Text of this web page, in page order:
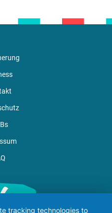
tracking technologies to